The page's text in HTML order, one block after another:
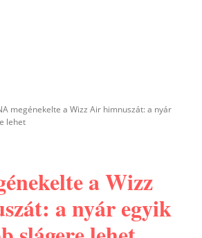
megénekelte a Wizz Air himnuszát: a nyár
lehet
a Wizz
a nyár egyik